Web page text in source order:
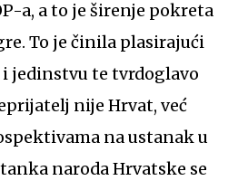
a, a to je širenje pokreta
To je činila plasirajući
jedinstvu te tvrdoglavo
nije Hrvat, već
na ustanak u
naroda Hrvatske se